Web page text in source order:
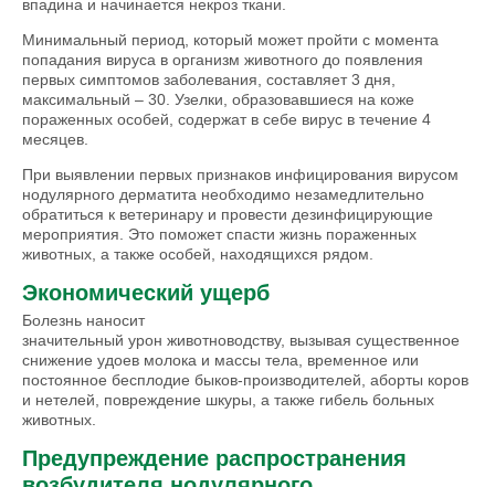
впадина и начинается некроз ткани.
Минимальный период, который может пройти с момента
попадания вируса в организм животного до появления
первых симптомов заболевания, составляет 3 дня,
максимальный – 30. Узелки, образовавшиеся на коже
пораженных особей, содержат в себе вирус в течение 4
месяцев.
При выявлении первых признаков инфицирования вирусом
нодулярного дерматита необходимо незамедлительно
обратиться к ветеринару и провести дезинфицирующие
мероприятия. Это поможет спасти жизнь пораженных
животных, а также особей, находящихся рядом.
Экономический ущерб
Болезнь наносит
значительный урон животноводству, вызывая существенное
снижение удоев молока и массы тела, временное или
постоянное бесплодие быков-производителей, аборты коров
и нетелей, повреждение шкуры, а также гибель больных
животных.
Предупреждение распространения